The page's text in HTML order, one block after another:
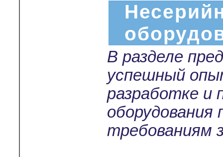
В разделе
успешный
разработке и
оборудования
требованиям